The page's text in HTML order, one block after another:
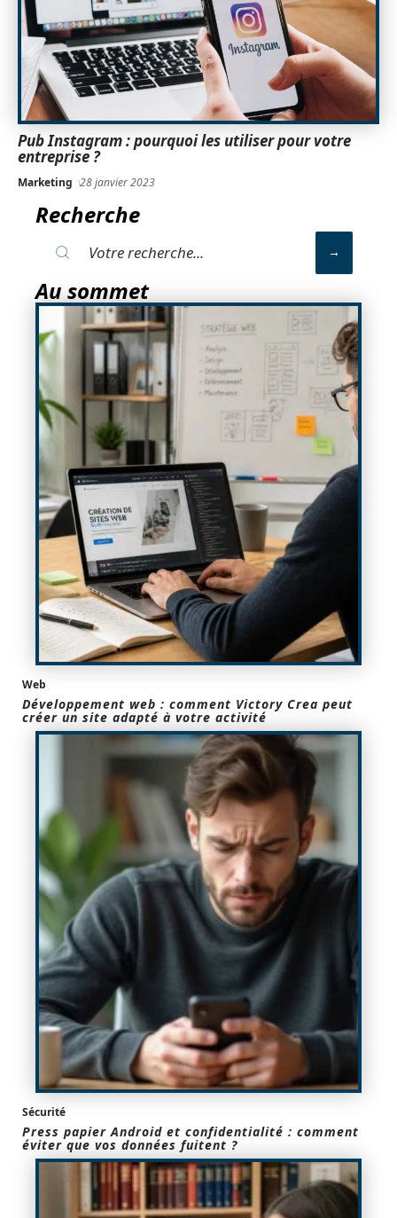
Pub Instagram : pourquoi les utiliser pour votre
entreprise ?
Marketing 28 janvier 2023
Recherche
Au sommet
Web
Développement web : comment Victory Crea peut
créer un site adapté à votre activité
Sécurité
Press papier Android et confidentialité : comment
éviter que vos données fuitent ?